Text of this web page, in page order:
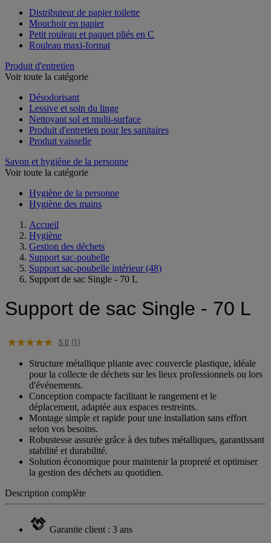
Distributeur de papier toilette
Mouchoir en papier
Petit rouleau et paquet pliés en C
Rouleau maxi-format
Produit d'entretien
Voir toute la catégorie
Désodorisant
Lessive et soin du linge
Nettoyant sol et multi-surface
Produit d'entretien pour les sanitaires
Produit vaisselle
Savon et hygiène de la personne
Voir toute la catégorie
Hygiène de la personne
Hygiène des mains
Accueil
Hygiène
Gestion des déchets
Support sac-poubelle
Support sac-poubelle intérieur (48)
Support de sac Single - 70 L
Support de sac Single - 70 L
5.0 (1)
Structure métallique pliante avec couvercle plastique, idéale
pour la collecte de déchets sur les lieux professionnels ou lors
d'événements.
Conception compacte facilitant le rangement et le
déplacement, adaptée aux espaces restreints.
Montage simple et rapide pour une installation sans effort
selon vos besoins.
Robustesse assurée grâce à des tubes métalliques, garantissant
stabilité et durabilité.
Solution économique pour maintenir la propreté et optimiser
la gestion des déchets au quotidien.
Description complète
Garantie client : 3 ans